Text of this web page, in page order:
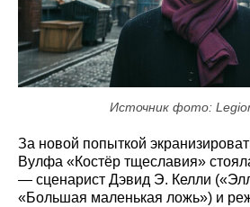
Источник фото:
За новой попыткой
Вулфа «Костёр тщеславия»
— сценарист Дэвид Э. Келли
«Большая маленькая ложь») и